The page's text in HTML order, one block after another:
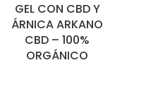
GEL CON CBD Y
ÁRNICA ARKANO
CBD – 100%
ORGÁNICO